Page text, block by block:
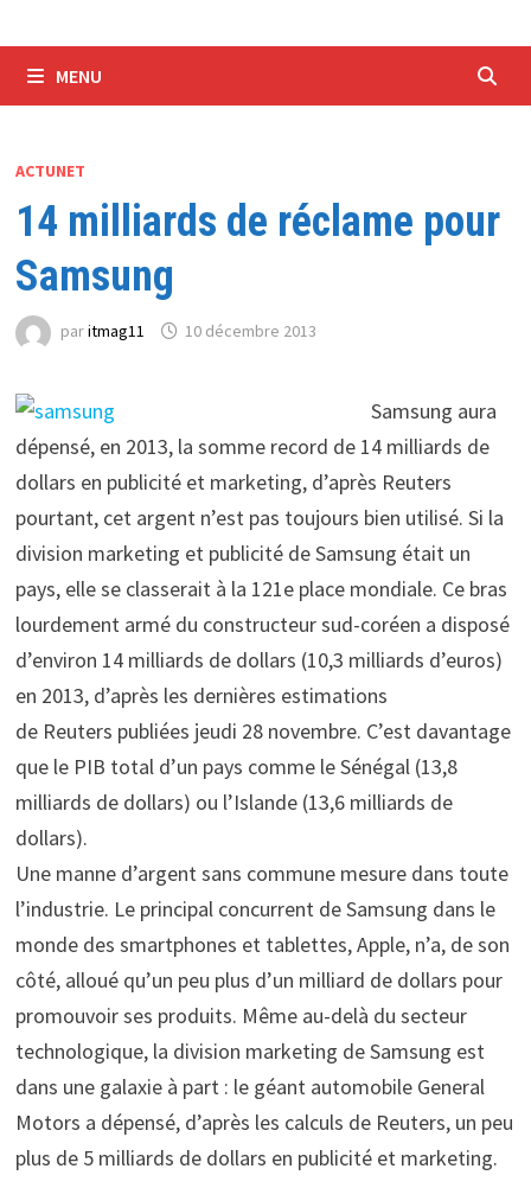
MENU
ACTUNET
14 milliards de réclame pour
Samsung
paritmag11 10 décembre 2013
Samsung aura
dépensé, en 2013, la somme record de 14 milliards de
dollars en publicité et marketing, d’après Reuters
pourtant, cet argent n’est pas toujours bien utilisé. Si la
division marketing et publicité de Samsung était un
pays, elle se classerait à la 121e place mondiale. Ce bras
lourdement armé du constructeur sud-coréen a disposé
d’environ 14 milliards de dollars (10,3 milliards d’euros)
en 2013, d’après les dernières estimations
de Reuters publiées jeudi 28 novembre. C’est davantage
que le PIB total d’un pays comme le Sénégal (13,8
milliards de dollars) ou l’Islande (13,6 milliards de
dollars).
Une manne d’argent sans commune mesure dans toute
l’industrie. Le principal concurrent de Samsung dans le
monde des smartphones et tablettes, Apple, n’a, de son
côté, alloué qu’un peu plus d’un milliard de dollars pour
promouvoir ses produits. Même au-delà du secteur
technologique, la division marketing de Samsung est
dans une galaxie à part : le géant automobile General
Motors a dépensé, d’après les calculs de Reuters, un peu
plus de 5 milliards de dollars en publicité et marketing.